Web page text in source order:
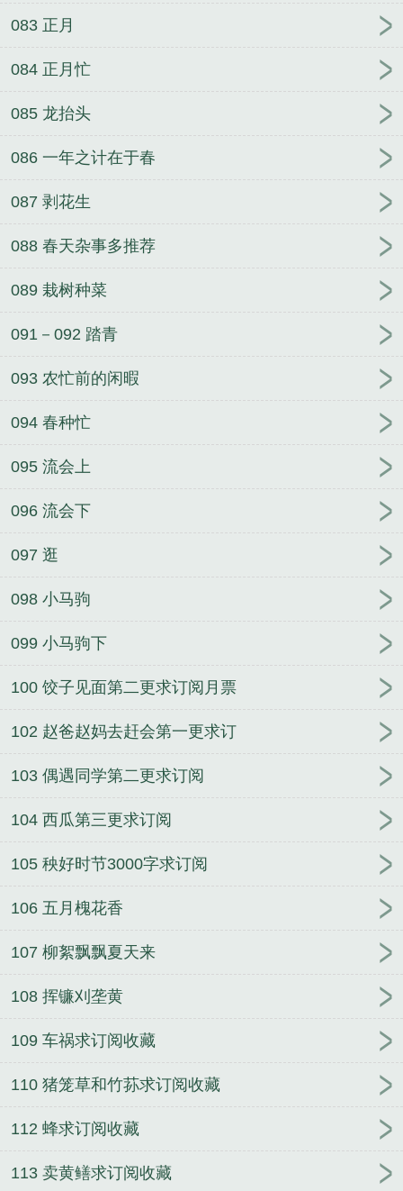
083 正月
084 正月忙
085 龙抬头
086 一年之计在于春
087 剥花生
088 春天杂事多推荐
089 栽树种菜
091－092 踏青
093 农忙前的闲暇
094 春种忙
095 流会上
096 流会下
097 逛
098 小马驹
099 小马驹下
100 饺子见面第二更求订阅月票
102 赵爸赵妈去赶会第一更求订
103 偶遇同学第二更求订阅
104 西瓜第三更求订阅
105 秧好时节3000字求订阅
106 五月槐花香
107 柳絮飘飘夏天来
108 挥镰刈垄黄
109 车祸求订阅收藏
110 猪笼草和竹荪求订阅收藏
112 蜂求订阅收藏
113 卖黄鳝求订阅收藏